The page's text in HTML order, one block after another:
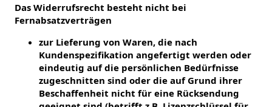
Das Widerrufsrecht besteht nicht bei
Fernabsatzverträgen
zur Lieferung von Waren, die nach
Kundenspezifikation angefertigt werden oder
eindeutig auf die persönlichen Bedürfnisse
zugeschnitten sind oder die auf Grund ihrer
Beschaffenheit nicht für eine Rücksendung